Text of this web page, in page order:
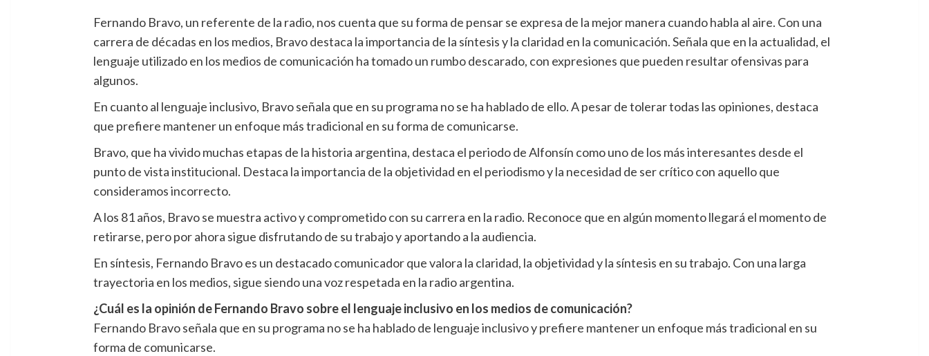
Fernando Bravo, un referente de la radio, nos cuenta que su forma de pensar se expresa de la mejor manera cuando habla al aire. Con una
carrera de décadas en los medios, Bravo destaca la importancia de la síntesis y la claridad en la comunicación. Señala que en la actualidad, el
lenguaje utilizado en los medios de comunicación ha tomado un rumbo descarado, con expresiones que pueden resultar ofensivas para
algunos.
En cuanto al lenguaje inclusivo, Bravo señala que en su programa no se ha hablado de ello. A pesar de tolerar todas las opiniones, destaca
que prefiere mantener un enfoque más tradicional en su forma de comunicarse.
Bravo, que ha vivido muchas etapas de la historia argentina, destaca el periodo de Alfonsín como uno de los más interesantes desde el
punto de vista institucional. Destaca la importancia de la objetividad en el periodismo y la necesidad de ser crítico con aquello que
consideramos incorrecto.
A los 81 años, Bravo se muestra activo y comprometido con su carrera en la radio. Reconoce que en algún momento llegará el momento de
retirarse, pero por ahora sigue disfrutando de su trabajo y aportando a la audiencia.
En síntesis, Fernando Bravo es un destacado comunicador que valora la claridad, la objetividad y la síntesis en su trabajo. Con una larga
trayectoria en los medios, sigue siendo una voz respetada en la radio argentina.
¿Cuál es la opinión de Fernando Bravo sobre el lenguaje inclusivo en los medios de comunicación?
Fernando Bravo señala que en su programa no se ha hablado de lenguaje inclusivo y prefiere mantener un enfoque más tradicional en su
forma de comunicarse.